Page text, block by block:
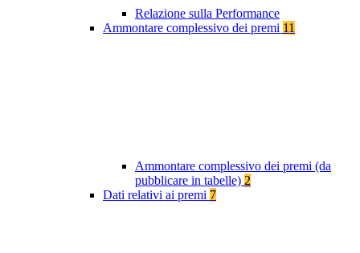
Relazione sulla Performance
Ammontare complessivo dei premi 11
Ammontare complessivo dei premi (da
pubblicare in tabelle) 2
Dati relativi ai premi 7